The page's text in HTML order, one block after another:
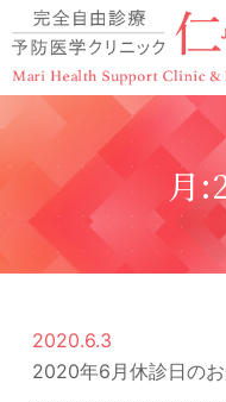
月:
2020.6.3
2020年6月休診日の